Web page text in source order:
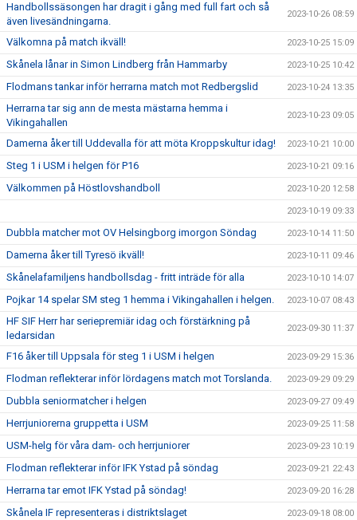
Handbollssäsongen har dragit i gång med full fart och så
även livesändningarna.
2023-10-26 08:59
Välkomna på match ikväll! 2023-10-25 15:09
Skånela lånar in Simon Lindberg från Hammarby 2023-10-25 10:42
Flodmans tankar inför herrarna match mot Redbergslid 2023-10-24 13:35
Herrarna tar sig ann de mesta mästarna hemma i
Vikingahallen
2023-10-23 09:05
Damerna åker till Uddevalla för att möta Kroppskultur idag! 2023-10-21 10:00
Steg 1 i USM i helgen för P16 2023-10-21 09:16
Välkommen på Höstlovshandboll 2023-10-20 12:58
2023-10-19 09:33
Dubbla matcher mot OV Helsingborg imorgon Söndag 2023-10-14 11:50
Damerna åker till Tyresö ikväll! 2023-10-11 09:46
Skånelafamiljens handbollsdag - fritt inträde för alla 2023-10-10 14:07
Pojkar 14 spelar SM steg 1 hemma i Vikingahallen i helgen. 2023-10-07 08:43
HF SIF Herr har seriepremiär idag och förstärkning på
ledarsidan
2023-09-30 11:37
F16 åker till Uppsala för steg 1 i USM i helgen 2023-09-29 15:36
Flodman reflekterar inför lördagens match mot Torslanda. 2023-09-29 09:29
Dubbla seniormatcher i helgen 2023-09-27 09:49
Herrjuniorerna gruppetta i USM 2023-09-25 11:58
USM-helg för våra dam- och herrjuniorer 2023-09-23 10:19
Flodman reflekterar inför IFK Ystad på söndag 2023-09-21 22:43
Herrarna tar emot IFK Ystad på söndag! 2023-09-20 16:28
Skånela IF representeras i distriktslaget 2023-09-18 08:00